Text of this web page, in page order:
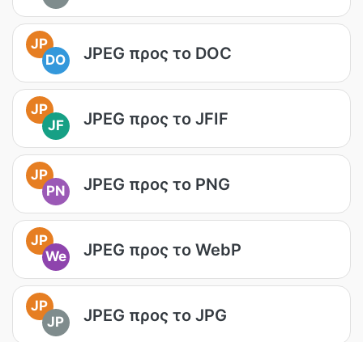
JP
DO
JPEG προς το DOC
JP
JF
JPEG προς το JFIF
JP
PN
JPEG προς το PNG
JP
We
JPEG προς το WebP
JP
JP
JPEG προς το JPG